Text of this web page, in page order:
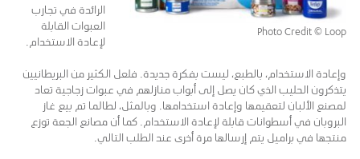
Photo Credit © Loop
الرائدة في تجارب
العبوات القابلة
لإعادة الاستخدام.
وإعادة الاستخدام، بالطبع، ليست بفكرة جديدة. فلعل الكثير من البريطانيين
يتذكرون الحليب الذي كان يصل إلى أبواب منازلهم في عبوات زجاجية تعاد
لمصنع الألبان لتعقيمها وإعادة استخدامها. وبالمثل، لطالما تم بيع غاز
البروبان في أسطوانات قابلة لإعادة الاستخدام. كما أن مصانع الجعة توزع
منتجها في براميل يتم إرسالها مرة أخرى عند الطلب التالي.